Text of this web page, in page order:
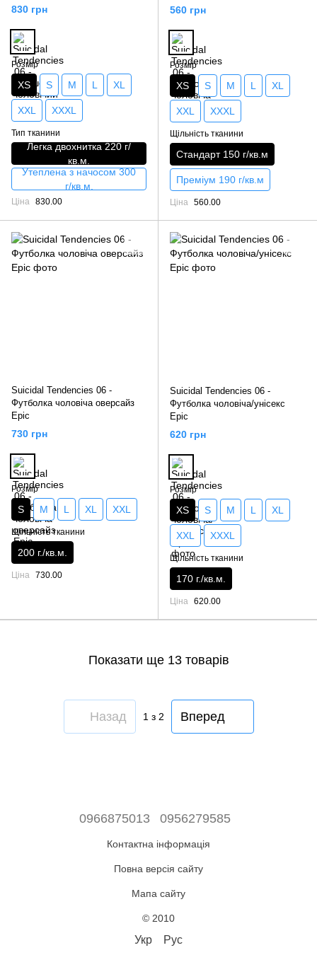
830 грн
Розмір
XS S M L XL
XXL XXXL
Тип тканини
Легка двохнитка 220 г/
кв.м.
Утеплена з начосом 300
г/кв.м.
Ціна 830.00
560 грн
Розмір
XS S M L XL
XXL XXXL
Щільність тканини
Стандарт 150 г/кв.м
Преміум 190 г/кв.м
Ціна 560.00
Suicidal Tendencies 06 -
Футболка чоловіча оверсайз
Epic
730 грн
Розмір
S M L XL XXL
Щільність тканини
200 г./кв.м.
Ціна 730.00
Suicidal Tendencies 06 -
Футболка чоловіча/унісекс
Epic
620 грн
Розмір
XS S M L XL
XXL XXXL
Щільність тканини
170 г./кв.м.
Ціна 620.00
Показати ще 13 товарів
Назад 1 з 2 Вперед
0966875013 0956279585
Контактна інформація
Повна версія сайту
Мапа сайту
© 2010
Укр Рус